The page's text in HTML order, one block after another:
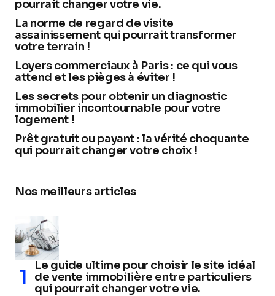
pourrait changer votre vie.
La norme de regard de visite
assainissement qui pourrait transformer
votre terrain !
Loyers commerciaux à Paris : ce qui vous
attend et les pièges à éviter !
Les secrets pour obtenir un diagnostic
immobilier incontournable pour votre
logement !
Prêt gratuit ou payant : la vérité choquante
qui pourrait changer votre choix !
Nos meilleurs articles
Le guide ultime pour choisir le site idéal
de vente immobilière entre particuliers
qui pourrait changer votre vie.